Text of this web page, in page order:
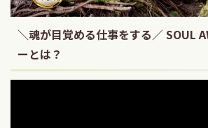
＼魂が目覚める仕事をする／ SOUL
ーとは？